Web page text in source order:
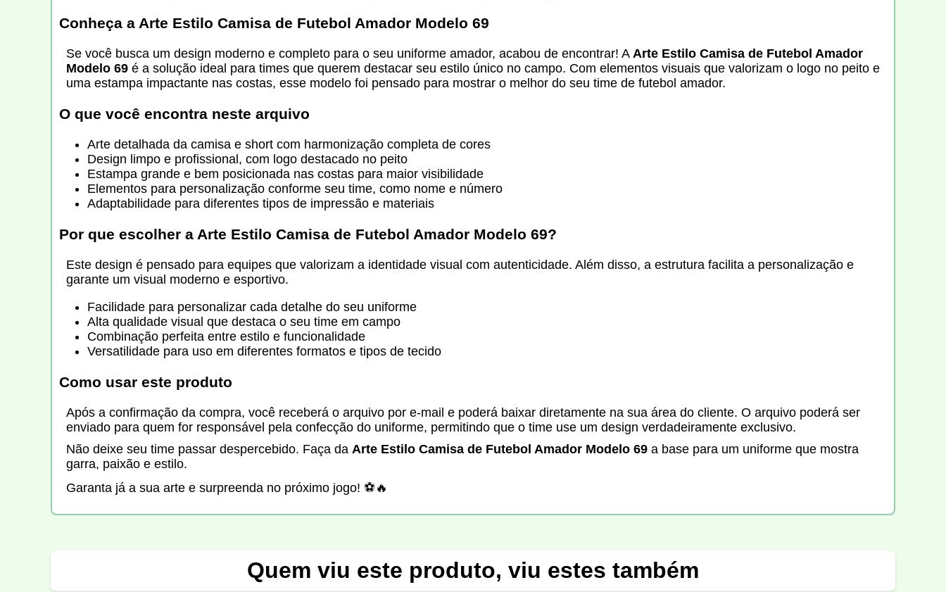
Conheça a Arte Estilo Camisa de Futebol Amador Modelo 69
Se você busca um design moderno e completo para o seu uniforme amador, acabou de encontrar! A Arte Estilo Camisa de Futebol Amador
Modelo 69 é a solução ideal para times que querem destacar seu estilo único no campo. Com elementos visuais que valorizam o logo no peito e
uma estampa impactante nas costas, esse modelo foi pensado para mostrar o melhor do seu time de futebol amador.
O que você encontra neste arquivo
Arte detalhada da camisa e short com harmonização completa de cores
Design limpo e profissional, com logo destacado no peito
Estampa grande e bem posicionada nas costas para maior visibilidade
Elementos para personalização conforme seu time, como nome e número
Adaptabilidade para diferentes tipos de impressão e materiais
Por que escolher a Arte Estilo Camisa de Futebol Amador Modelo 69?
Este design é pensado para equipes que valorizam a identidade visual com autenticidade. Além disso, a estrutura facilita a personalização e
garante um visual moderno e esportivo.
Facilidade para personalizar cada detalhe do seu uniforme
Alta qualidade visual que destaca o seu time em campo
Combinação perfeita entre estilo e funcionalidade
Versatilidade para uso em diferentes formatos e tipos de tecido
Como usar este produto
Após a confirmação da compra, você receberá o arquivo por e-mail e poderá baixar diretamente na sua área do cliente. O arquivo poderá ser
enviado para quem for responsável pela confecção do uniforme, permitindo que o time use um design verdadeiramente exclusivo.
Não deixe seu time passar despercebido. Faça da Arte Estilo Camisa de Futebol Amador Modelo 69 a base para um uniforme que mostra
garra, paixão e estilo.
Garanta já a sua arte e surpreenda no próximo jogo! ⚽🔥
Quem viu este produto, viu estes também